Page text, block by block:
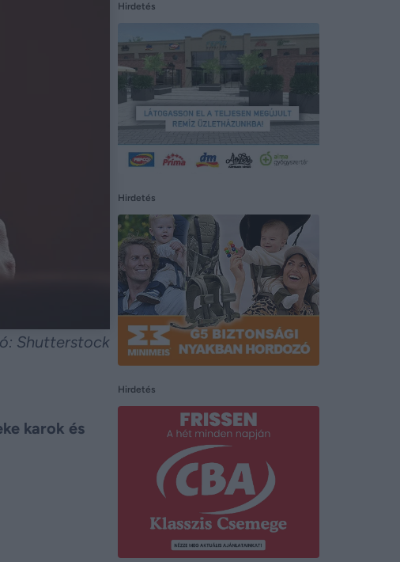
Shutterstock
karok és
Hirdetés
Hirdetés
Hirdetés